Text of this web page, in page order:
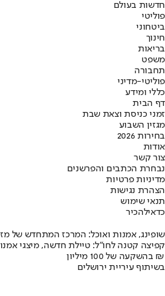
חדשות בעולם
פוליטי
ביטחוני
חינוך
בריאות
משפט
תחבורה
פוליטי-מדיני
כללי ומידע
דף הבית
זמני כניסת וצאת שבת
מגזין השבוע
בחירות 2026
אודות
צור קשר
נבחרת הכתבים והפרשנים
מדיניות פרטיות
הצהרת נגישות
תנאי שימוש
כדאילהכיר
שופינג, אמנות ואוכל: המרכז המתחדש של
קפיצה קטנה לחו"ל: טיילת חדשה, מיצגי
בהשקעה של 100 מיליון ₪
בשיתוף עיריית ירושלים